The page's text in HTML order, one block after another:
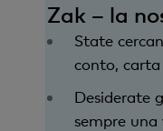
Zak – la
State
conto,
Desiderate
sempre una